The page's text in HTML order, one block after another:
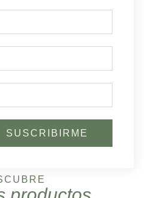
SUSCRIBIRME